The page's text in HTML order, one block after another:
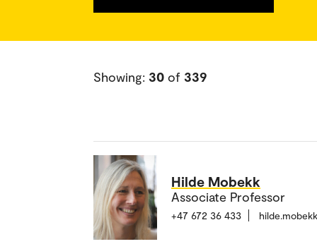
Showing: 30 of 339
Hilde Mobekk
Associate Professor
+47 672 36 433